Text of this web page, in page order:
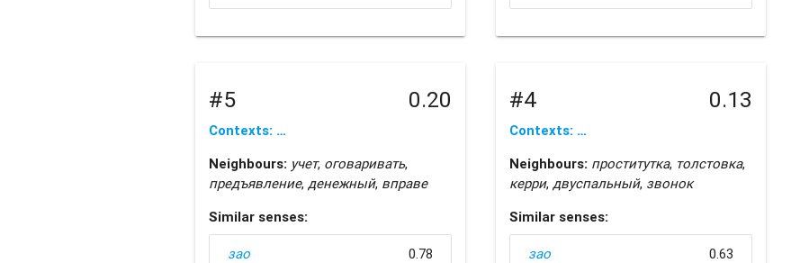
#5 0.20
Contexts: …
Neighbours: учет, оговаривать,
предъявление, денежный, вправе
Similar senses:
зао 0.78
#4 0.13
Contexts: …
Neighbours: проститутка, толстовка,
керри, двуспальный, звонок
Similar senses:
зао 0.63